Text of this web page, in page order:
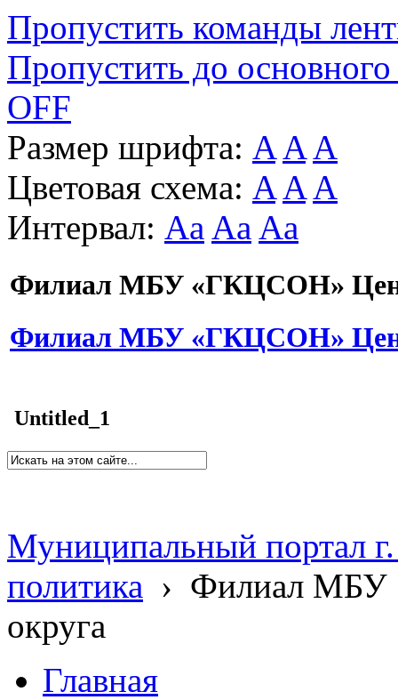
Пропустить команды
Пропустить до основного
OFF
Размер шрифта: A A A
Цветовая схема: A A A
Интервал: Aa Aa Aa
Филиал МБУ «ГКЦСОН»
Филиал МБУ «ГКЦСОН»
Untitled_1
Муниципальный портал
политика › Филиал МБУ
округа
Главная